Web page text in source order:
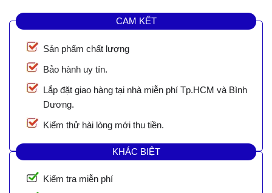
CAM KẾT
Sản phẩm chất lượng
Bảo hành uy tín.
Lắp đặt giao hàng tại nhà miễn phí Tp.HCM và Bình
Dương.
Kiểm thử hài lòng mới thu tiền.
KHÁC BIỆT
Kiểm tra miễn phí